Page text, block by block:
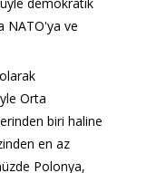
demokratik
NATO'ya ve
Orta
biri haline
en az
Polonya,